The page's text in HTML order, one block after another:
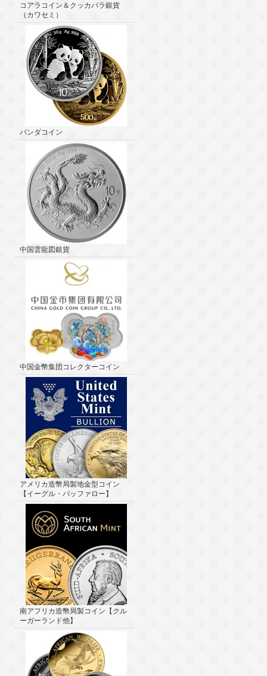
コアラコイン＆クッカバラ銀貨
（カワセミ）
パンダコイン
中国雲龍図銀貨
中国金幣集団コレクターコイン
アメリカ造幣局製地金型コイン
【イーグル・バッファロー】
南アフリカ造幣局製コイン【クル
ーガーランド他】